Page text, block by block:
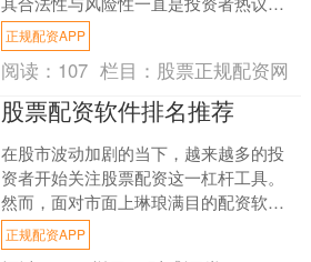
焦点。本文将深入探讨期货配资的合法
性、正规平台的识别方法以....
正规配资APP
阅读： 107 栏目： 股票正规配资网
股票配资软件排名推荐
在股市波动加剧的当下，越来越多的投
资者开始关注股票配资这一杠杆工具。
然而，面对市面上琳琅满目的配资软
件，如何选择安全、合规且高效的产品
成为关键。本文基于用户口碑....
正规配资APP